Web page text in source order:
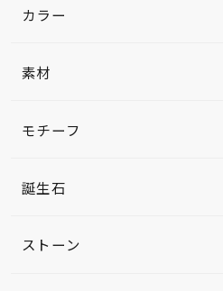
カラー
素材
モチーフ
誕生石
ストーン